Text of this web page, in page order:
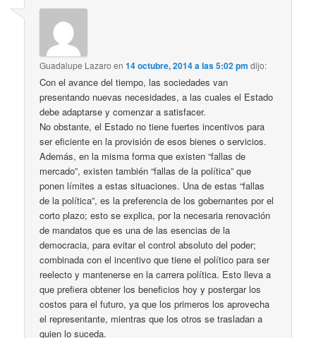
Guadalupe Lazaro en14 octubre, 2014 a las 5:02 pm dijo:
Con el avance del tiempo, las sociedades van
presentando nuevas necesidades, a las cuales el Estado
debe adaptarse y comenzar a satisfacer.
No obstante, el Estado no tiene fuertes incentivos para
ser eficiente en la provisión de esos bienes o servicios.
Además, en la misma forma que existen “fallas de
mercado”, existen también “fallas de la política” que
ponen límites a estas situaciones. Una de estas “fallas
de la política”, es la preferencia de los gobernantes por el
corto plazo; esto se explica, por la necesaria renovación
de mandatos que es una de las esencias de la
democracia, para evitar el control absoluto del poder;
combinada con el incentivo que tiene el político para ser
reelecto y mantenerse en la carrera política. Esto lleva a
que prefiera obtener los beneficios hoy y postergar los
costos para el futuro, ya que los primeros los aprovecha
el representante, mientras que los otros se trasladan a
quien lo suceda.